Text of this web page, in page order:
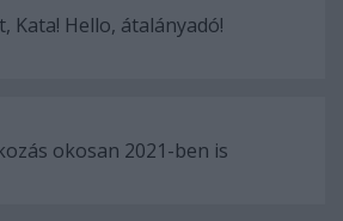
Kata! Hello, átalányadó!
okosan 2021-ben is